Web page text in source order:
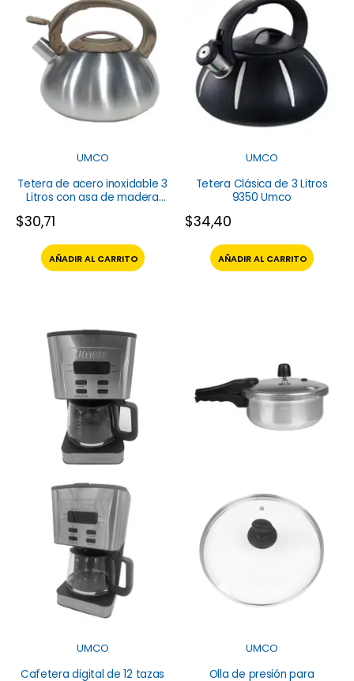
UMCO
Tetera de acero inoxidable 3
Litros con asa de madera
$30,71
AÑADIR AL CARRITO
UMCO
Tetera Clásica de 3 Litros
9350 Umco
$34,40
AÑADIR AL CARRITO
UMCO
Cafetera digital de 12 tazas
UMCO
Olla de presión para